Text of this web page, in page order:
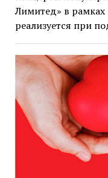
Лимитед» в
реализуется при